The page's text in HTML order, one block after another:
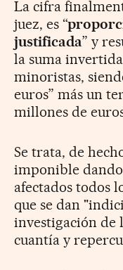
La cifra
juez, es “
justificada” y
la suma
minoristas,
euros” más un
millones de
Se trata, de
imponible
afectados todos
que se dan
investigación de
cuantía y